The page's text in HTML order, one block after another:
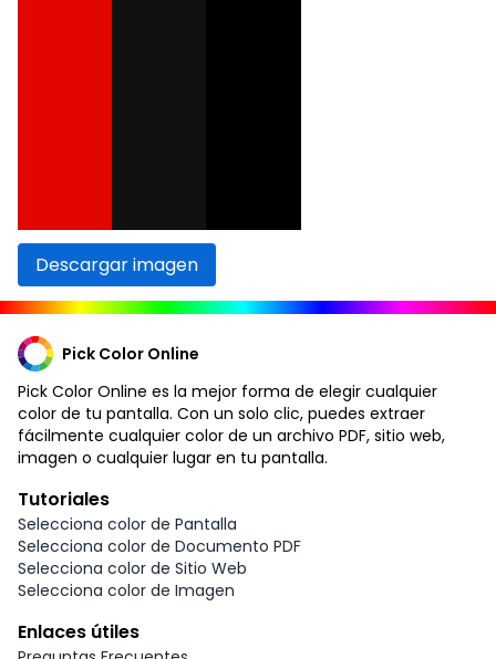
Descargar imagen
Pick Color Online
Pick Color Online es la mejor forma de elegir cualquier
color de tu pantalla. Con un solo clic, puedes extraer
fácilmente cualquier color de un archivo PDF, sitio web,
imagen o cualquier lugar en tu pantalla.
Tutoriales
Selecciona color de Pantalla
Selecciona color de Documento PDF
Selecciona color de Sitio Web
Selecciona color de Imagen
Enlaces útiles